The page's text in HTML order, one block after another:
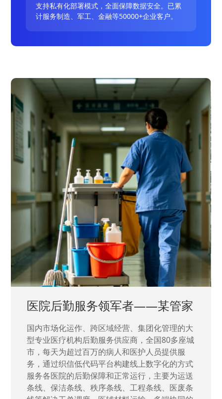
支持私有化部署模式，全面保障数据安全。已累
计服务制造、军工、金融等50000+企业客户。
中国兵器工业集团——银光化学
国家“一五”期间156个重点项目之一。属于国家
高新技术企业，在信息化升级建设中，存在大
量“小、散、碎”的信息化需求，需要投入大量人
力资源进行开发，通过引入织信低代码平台，解
决当下遇到的各类业务难题，提升整体的IT研发
效率。